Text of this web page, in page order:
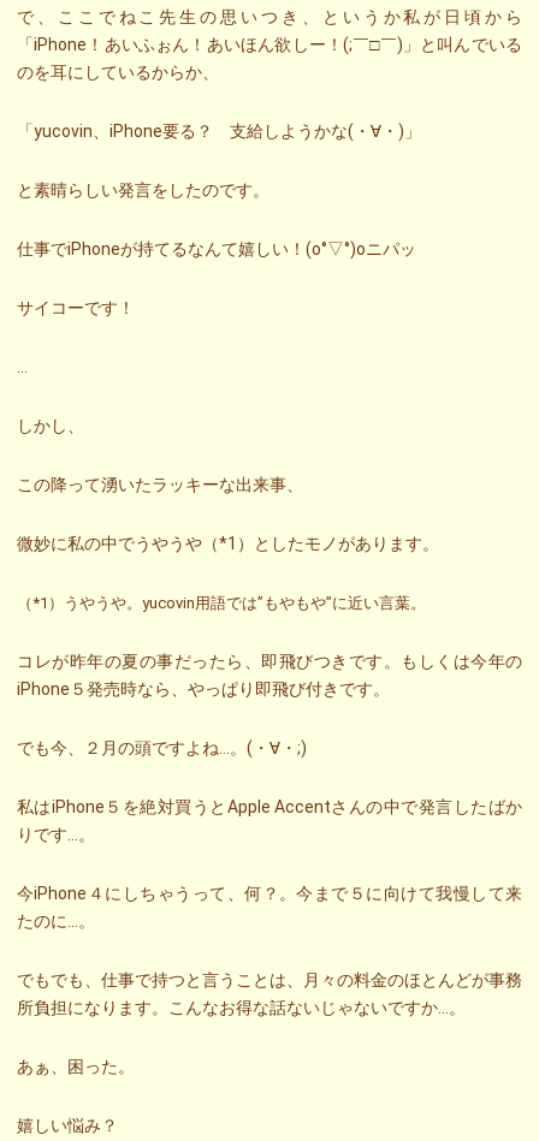
で、ここでねこ先生の思いつき、というか私が日頃から
「iPhone！あいふぉん！あいほん欲しー！(;￣□￣)」と叫んでいる
のを耳にしているからか、
「yucovin、iPhone要る？ 支給しようかな(・∀・)」
と素晴らしい発言をしたのです。
仕事でiPhoneが持てるなんて嬉しい！(o°▽°)oニパッ
サイコーです！
しかし、
この降って湧いたラッキーな出来事、
微妙に私の中でうやうや（*1）としたモノがあります。
（*1）うやうや。yucovin用語では”もやもや”に近い言葉。
コレが昨年の夏の事だったら、即飛びつきです。もしくは今年の
iPhone５発売時なら、やっぱり即飛び付きです。
でも今、２月の頭ですよね…。(・∀・;)
私はiPhone５を絶対買うとApple Accentさんの中で発言したばか
りです…。
今iPhone４にしちゃうって、何？。今まで５に向けて我慢して来
たのに…。
でもでも、仕事で持つと言うことは、月々の料金のほとんどが事務
所負担になります。こんなお得な話ないじゃないですか…。
あぁ、困った。
嬉しい悩み？